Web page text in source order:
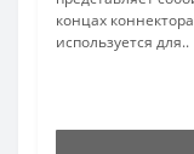
концах
используется для..